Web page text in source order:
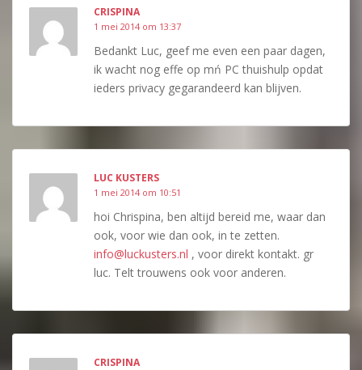
CRISPINA
1 mei 2014 om 13:37
Bedankt Luc, geef me even een paar dagen,
ik wacht nog effe op mń PC thuishulp opdat
ieders privacy gegarandeerd kan blijven.
LUC KUSTERS
1 mei 2014 om 10:51
hoi Chrispina, ben altijd bereid me, waar dan
ook, voor wie dan ook, in te zetten.
info@luckusters.nl , voor direkt kontakt. gr
luc. Telt trouwens ook voor anderen.
CRISPINA